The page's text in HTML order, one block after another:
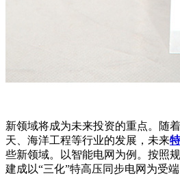
新领域将成为未来投资的重点。随
天、海洋工程等行业的发展，未来
些新领域。以智能电网为例。按照
建成以“三化”特高压同步电网为受